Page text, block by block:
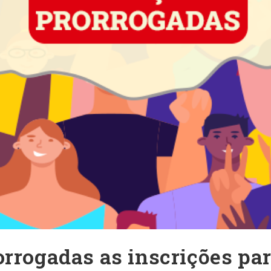
as inscrições